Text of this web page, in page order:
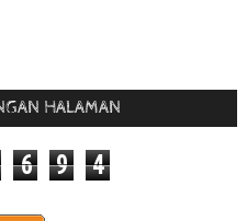
HALAMAN
6 9 4